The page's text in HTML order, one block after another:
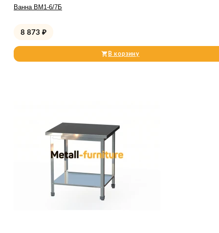
Ванна ВМ1-6/7Б
8 873 ₽
В корзину